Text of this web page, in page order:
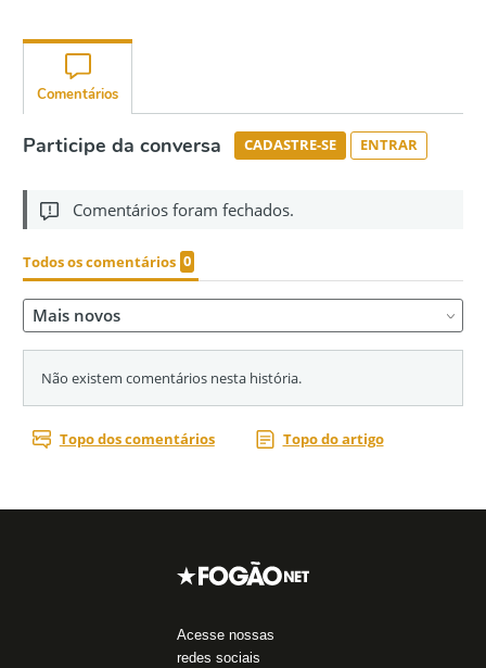
Acesse nossas
redes sociais